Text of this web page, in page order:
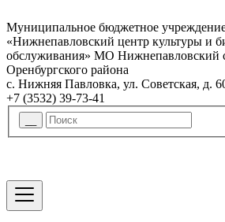
Муниципальное бюджетное
«Нижнепавловский центр культуры и
обслуживания» МО Нижнепавловский
Оренбургского района
с. Нижняя Павловка, ул. Советская, д.
+7 (3532) 39-73-41